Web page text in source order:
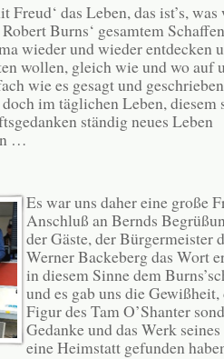
Freud‘ das Leben, das ist’s,
Burns‘ gesamtem
wieder und wieder entdecken
wollen, gleich wie und wo auf
wie es gesagt und
doch im täglichen Leben, diesem
ständig neues Leben
…
Es war uns daher eine große
Anschluß an Bernds
der Gäste, der Bürgermeister
Werner Backeberg das Wort
in diesem Sinne dem
und es gab uns die
Figur des Tam O’Shanter
Gedanke und das Werk
eine Heimstatt gefunden